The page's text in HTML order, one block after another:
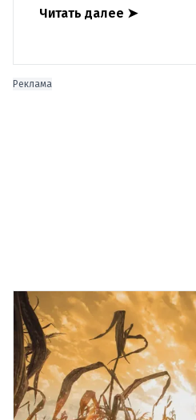
аукционного дома Dorotheu
Читать далее ➤
Реклама